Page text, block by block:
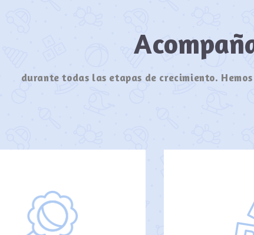
durante todas las etapas de crecimiento.